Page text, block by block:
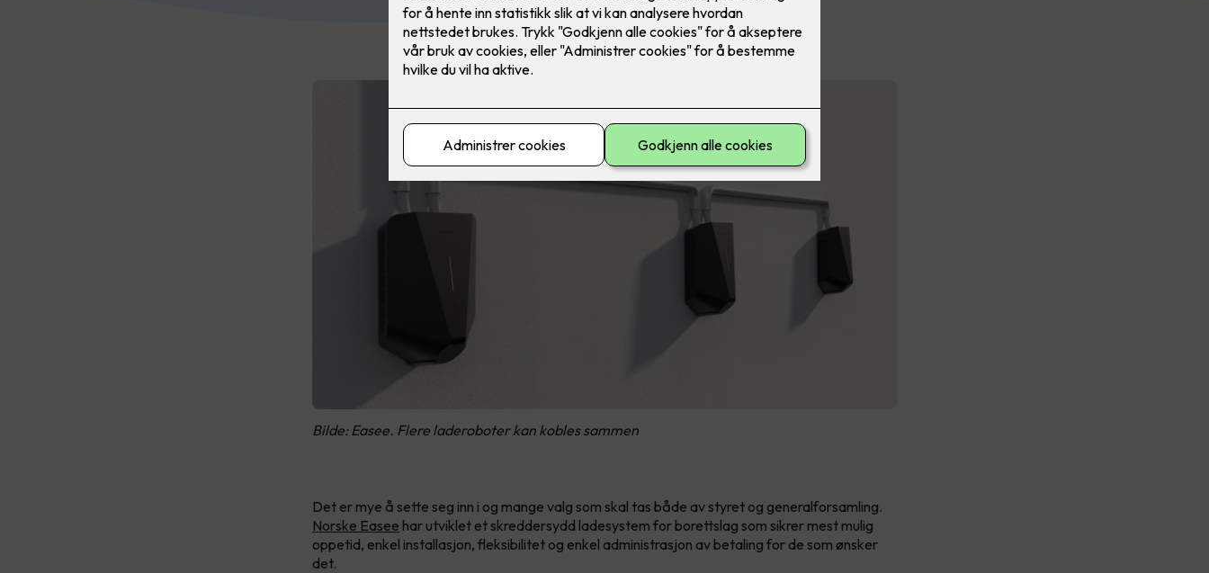
Bilde: Easee. Flere laderoboter kan kobles sammen
Det er mye å sette seg inn i og mange valg som skal tas både av styret og generalforsamling.
Norske Easee har utviklet et skreddersydd ladesystem for borettslag som sikrer mest mulig
oppetid, enkel installasjon, fleksibilitet og enkel administrasjon av betaling for de som ønsker
det.